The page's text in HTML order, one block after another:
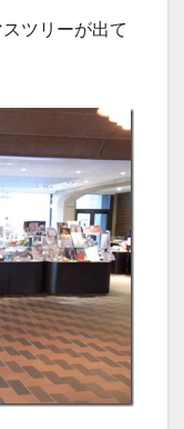
ツリーが出て